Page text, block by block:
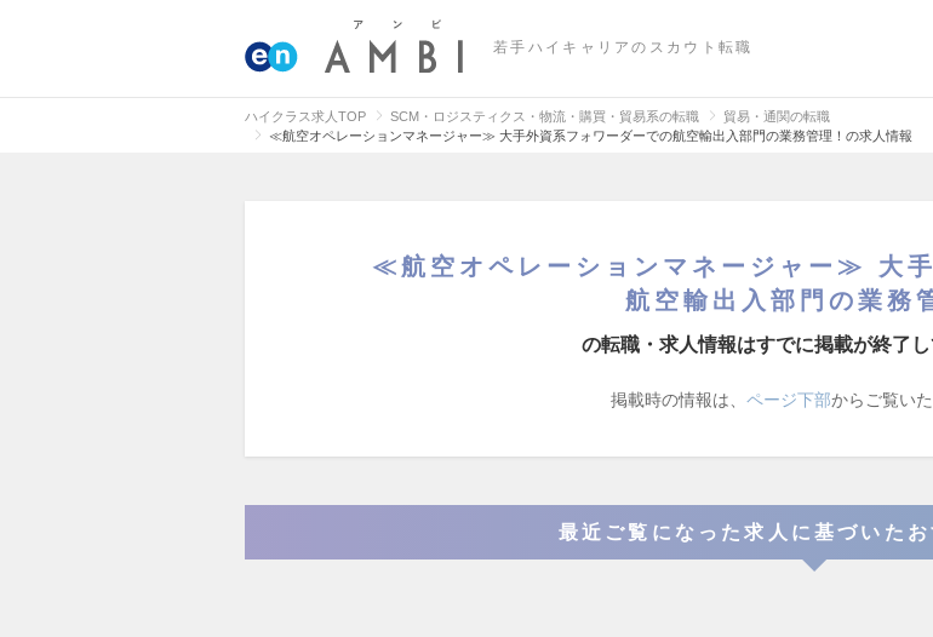
若手ハイキャリアのスカウト転職
ハイクラス求人TOP SCM・ロジスティクス・物流・購買・貿易系の転職
貿易・通関の転職
≪航空オペレーションマネージャー≫ 大手外資系フォワーダーでの航空輸出入部門の業務管理！の求人情報
≪航空オペレーションマネージャー≫ 大
航空輸出入部門の業務
の転職・求人情報はすでに掲載が終了し
掲載時の情報は、 ページ下部からご覧いた
最近ご覧になった求人に基づいたお